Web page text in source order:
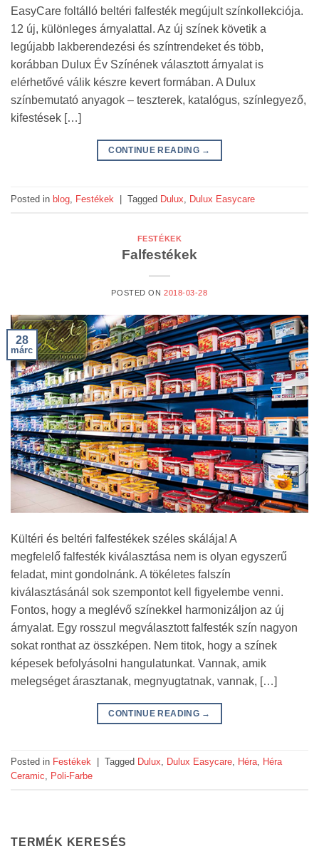
EasyCare foltálló beltéri falfesték megújult színkollekciója.
12 új, különleges árnyalattal. Az új színek követik a
legújabb lakberendezési és színtrendeket és több,
korábban Dulux Év Színének választott árnyalat is
elérhetővé válik készre kevert formában. A Dulux
színbemutató anyagok – teszterek, katalógus, színlegyező,
kifestések […]
CONTINUE READING →
Posted in blog Festékek Tagged Dulux Dulux Easycare
FESTÉKEK
Falfestékek
POSTED ON 2018-03-28
28
márc
Kültéri és beltéri falfestékek széles skálája! A
megfelelő falfesték kiválasztása nem is olyan egyszerű
feladat, mint gondolnánk. A tökéletes falszín
kiválasztásánál sok szempontot kell figyelembe venni.
Fontos, hogy a meglévő színekkel harmonizáljon az új
árnyalat. Egy rosszul megválasztott falfesték szín nagyon
sokat ronthat az összképen. Nem titok, hogy a színek
képesek befolyásolni hangulatunkat. Vannak, amik
melegséget árasztanak, megnyugtatnak, vannak, […]
CONTINUE READING →
Posted in Festékek Tagged Dulux, Dulux Easycare, Héra, Héra
Ceramic, Poli-Farbe
TERMÉK KERESÉS